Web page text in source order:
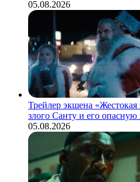
05.08.2026
Трейлер экшена «Жестокая
злого Санту и его
05.08.2026